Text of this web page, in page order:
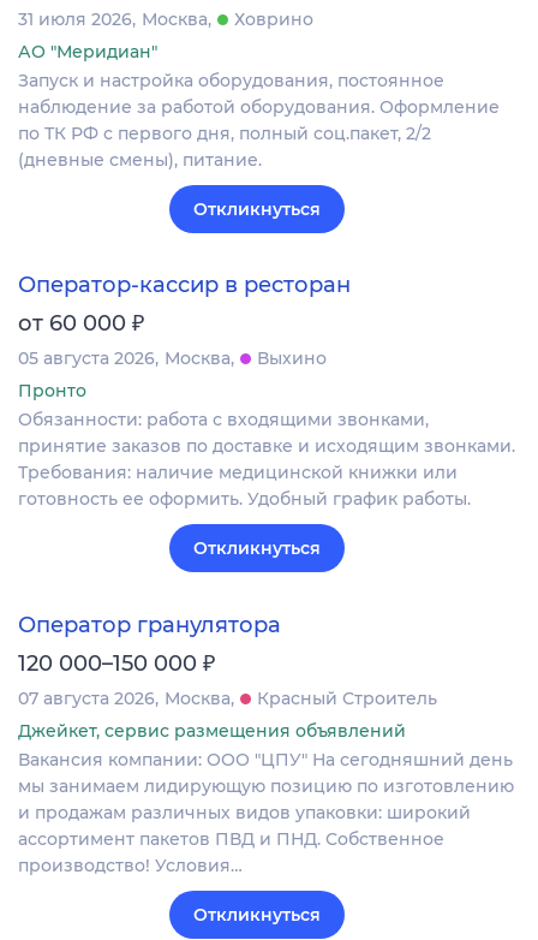
31 июля 2026 Москва
Ховрино
АО "Меридиан"
Запуск и настройка оборудования, постоянное
наблюдение за работой оборудования. Оформление
по ТК РФ с первого дня, полный соц.пакет, 2/2
(дневные смены), питание.
Откликнуться
Оператор-кассир в ресторан
от 60 000 ₽
05 августа 2026 Москва
Выхино
Пронто
Обязанности: работа с входящими звонками,
принятие заказов по доставке и исходящим звонками.
Требования: наличие медицинской книжки или
готовность ее оформить. Удобный график работы.
Откликнуться
Оператор гранулятора
120 000–150 000 ₽
07 августа 2026 Москва
Красный Строитель
Джейкет, сервис размещения объявлений
Вакансия компании: ООО "ЦПУ" На сегодняшний день
мы занимаем лидирующую позицию по изготовлению
и продажам различных видов упаковки: широкий
ассортимент пакетов ПВД и ПНД. Собственное
производство! Условия…
Откликнуться